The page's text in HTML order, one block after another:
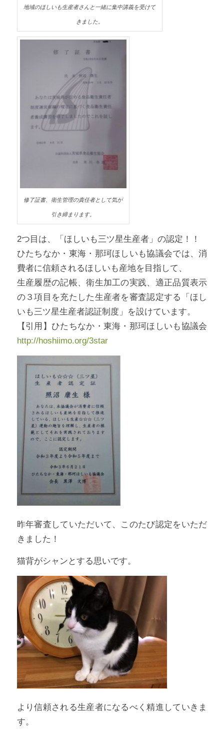
地域のほしいも生産者さんと一緒に集中講義を受けて
きました。
修了証書、衛生管理の責任者として気が
引き締まります。
2つ目は、「ほしいも三ツ星生産者」の認定！！
ひたちなか・東海・那珂ほしいも協議会では、消
費者に信頼されるほしいも産地を目指して、
生産履歴の記帳、衛生加工の実践、適正品質表示
の３項目を充たした生産者を審査認定する「ほし
いも三ツ星生産者認証制度」を設けています。
【引用】ひたちなか・東海・那珂ほしいも協議会
http://hoshiimo.org/3star
昨年審査していただいて、このたび認定をいただ
きました！
猫背がシャンとする思いです。
より信頼される生産者になるべく精進していきま
す。